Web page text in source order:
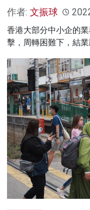
作者: 文振球
香港大部分中小企的
擊，周轉困難下，結